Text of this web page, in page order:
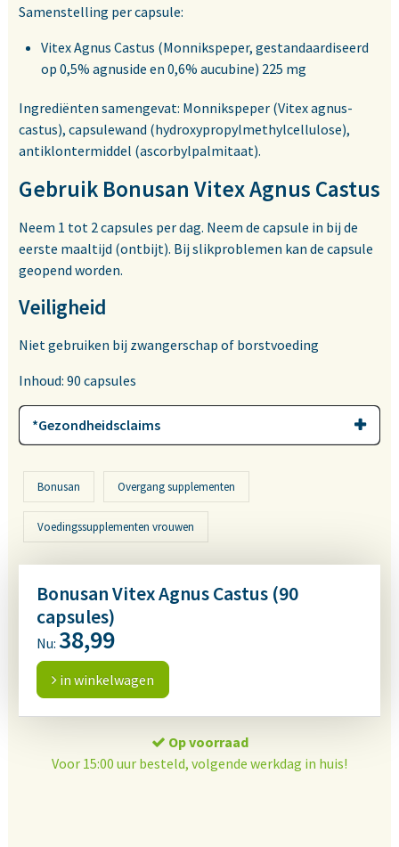
Samenstelling per capsule:
Vitex Agnus Castus (Monnikspeper, gestandaardiseerd
op 0,5% agnuside en 0,6% aucubine) 225 mg
Ingrediënten samengevat: Monnikspeper (Vitex agnus-
castus), capsulewand (hydroxypropylmethylcellulose),
antiklontermiddel (ascorbylpalmitaat).
Gebruik Bonusan Vitex Agnus Castus
Neem 1 tot 2 capsules per dag. Neem de capsule in bij de
eerste maaltijd (ontbijt). Bij slikproblemen kan de capsule
geopend worden.
Veiligheid
Niet gebruiken bij zwangerschap of borstvoeding
Inhoud: 90 capsules
*Gezondheidsclaims
Bonusan Overgang supplementen
Voedingssupplementen vrouwen
Bonusan Vitex Agnus Castus (90
capsules)
Nu: 38,99
in winkelwagen
Op voorraad
Voor 15:00 uur besteld, volgende werkdag in huis!